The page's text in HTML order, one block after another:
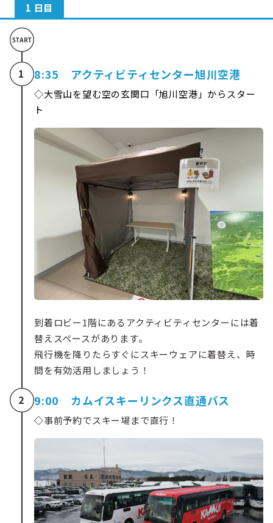
1 日目
1 8:35 アクティビティセンター旭川空港
◇大雪山を望む空の玄関口「旭川空港」からスター
ト
到着ロビー1階にあるアクティビティセンターには着
替えスペースがあります。
飛行機を降りたらすぐにスキーウェアに着替え、時
間を有効活用しましょう！
2 9:00 カムイスキーリンクス直通バス
◇事前予約でスキー場まで直行！